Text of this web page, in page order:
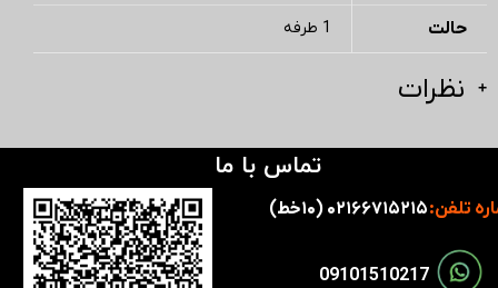
حالت 1 طرفه
نظرات
تماس با ما
تلفن:
​​09101510217​​​​​​​